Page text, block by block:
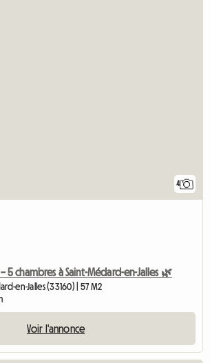
4
5 chambres à Saint-Médard-en-Jalles 🌿
en-Jalles (33160) | 57 M2
Voir l'annonce